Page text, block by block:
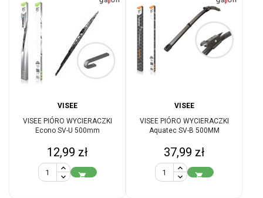
VISEE
VISEE PIÓRO WYCIERACZKI
Econo SV-U 500mm
Cena
12,99 zł

VISEE
VISEE PIÓRO WYCIERACZKI
Aquatec SV-B 500MM
Cena
37,99 zł
